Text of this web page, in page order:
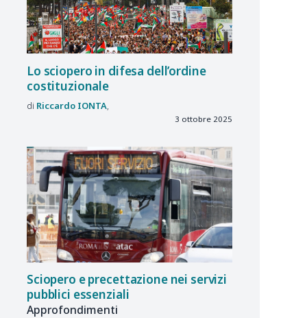
Lo sciopero in difesa dell’ordine
costituzionale
Riccardo IONTA
3 ottobre 2025
Sciopero e precettazione nei servizi
pubblici essenziali
Approfondimenti